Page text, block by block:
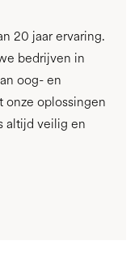
20 jaar ervaring.
bedrijven in
oog- en
onze oplossingen
altijd veilig en